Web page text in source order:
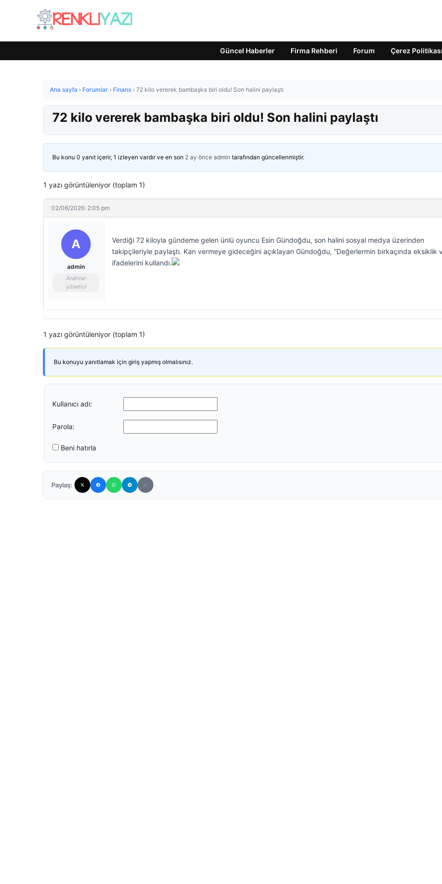
Güncel Haberler Firma Rehberi Forum Çerez Politikası
Ana sayfa › Forumlar › Finans › 72 kilo vererek bambaşka biri oldu! Son halini paylaştı
72 kilo vererek bambaşka biri oldu! Son halini paylaştı
Bu konu 0 yanıt içerir, 1 izleyen vardır ve en son 2 ay önce admin tarafından güncellenmiştir.
1 yazı görüntüleniyor (toplam 1)
02/06/2026: 2:05 pm
A
admin
Anahtar
yönetici
Verdiği 72 kiloyla gündeme gelen ünlü oyuncu Esin Gündoğdu, son halini sosyal medya üzerinden
takipçileriyle paylaştı. Kan vermeye gideceğini açıklayan Gündoğdu, “Değerlermin birkaçında eksiklik
ifadelerini kullandı.
1 yazı görüntüleniyor (toplam 1)
Bu konuyu yanıtlamak için giriş yapmış olmalısınız.
Kullanıcı adı:
Parola:
Beni hatırla
Paylaş: